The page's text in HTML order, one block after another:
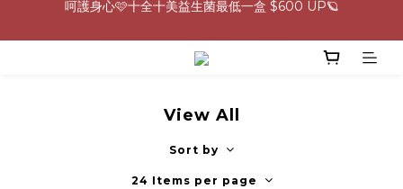
0805-0808指定商品滿$2000結帳88折💖
View All
Sort by
24 Items per page